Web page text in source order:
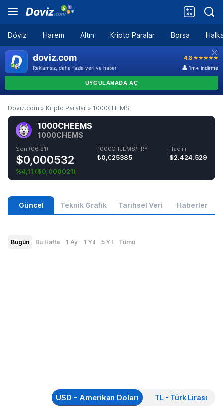
Döviz Harem Altın Kripto Paralar Borsa
Doviz.com » Kripto Paralar » 1000CHEMS
1000CHEEMS
1000CHEMS
Son (06:21)
$0,000532
%4,11 ($0,000021)
1000CHEEMS/TRY
₺0,025385
Hacim
$2.424.529
Güncel Teknik Grafik Tarihsel Veri Haberler
Bugün Bu Hafta 1 Ay 1 Yıl 5 Yıl Tümü
USD - Amerikan Doları TL - Türk Lirası